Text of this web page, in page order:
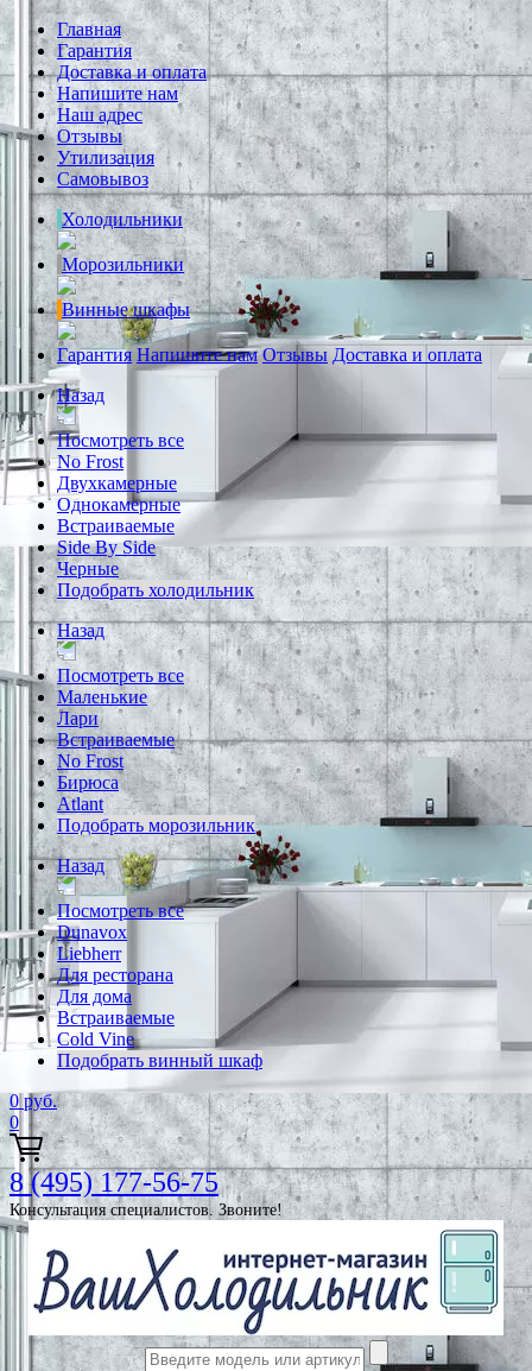
Главная
Гарантия
Доставка и оплата
Напишите нам
Наш адрес
Отзывы
Утилизация
Самовывоз
Холодильники
Морозильники
Винные шкафы
Гарантия Напишите нам Отзывы Доставка и оплата
Назад
Посмотреть все
No Frost
Двухкамерные
Однокамерные
Встраиваемые
Side By Side
Черные
Подобрать холодильник
Назад
Посмотреть все
Маленькие
Лари
Встраиваемые
No Frost
Бирюса
Atlant
Подобрать морозильник
Назад
Посмотреть все
Dunavox
Liebherr
Для ресторана
Для дома
Встраиваемые
Cold Vine
Подобрать винный шкаф
0 руб.
0
8 (495) 177-56-75
Консультация специалистов. Звоните!